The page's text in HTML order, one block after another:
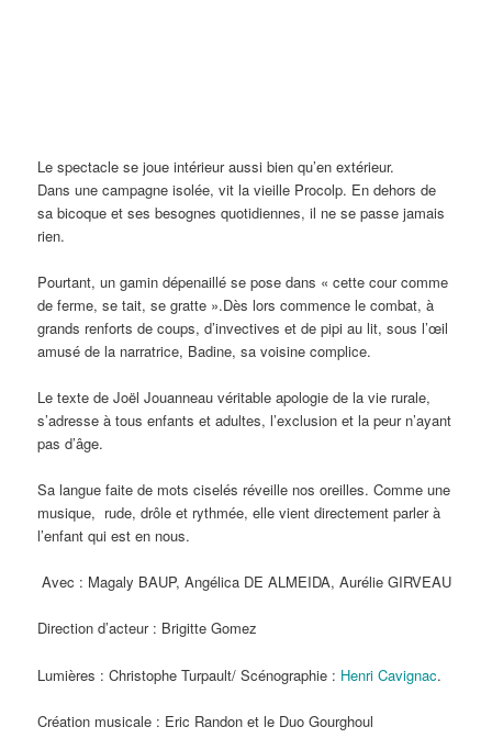
Le spectacle se joue intérieur aussi bien qu’en extérieur.
Dans une campagne isolée, vit la vieille Procolp. En dehors de
sa bicoque et ses besognes quotidiennes, il ne se passe jamais
rien.
Pourtant, un gamin dépenaillé se pose dans « cette cour comme
de ferme, se tait, se gratte ».Dès lors commence le combat, à
grands renforts de coups, d’invectives et de pipi au lit, sous l’œil
amusé de la narratrice, Badine, sa voisine complice.
Le texte de Joël Jouanneau véritable apologie de la vie rurale,
s’adresse à tous enfants et adultes, l’exclusion et la peur n’ayant
pas d’âge.
Sa langue faite de mots ciselés réveille nos oreilles. Comme une
musique, rude, drôle et rythmée, elle vient directement parler à
l’enfant qui est en nous.
Avec : Magaly BAUP, Angélica DE ALMEIDA, Aurélie GIRVEAU
Direction d’acteur : Brigitte Gomez
Lumières : Christophe Turpault/ Scénographie : Henri Cavignac.
Création musicale : Eric Randon et le Duo Gourghoul